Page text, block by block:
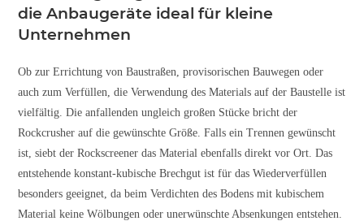
die Anbaugeräte ideal für kleine
Unternehmen
Ob zur Errichtung von Baustraßen, provisorischen Bauwegen oder
auch zum Verfüllen, die Verwendung des Materials auf der Baustelle ist
vielfältig. Die anfallenden ungleich großen Stücke bricht der
Rockcrusher auf die gewünschte Größe. Falls ein Trennen gewünscht
ist, siebt der Rockscreener das Material ebenfalls direkt vor Ort. Das
entstehende konstant-kubische Brechgut ist für das Wiederverfüllen
besonders geeignet, da beim Verdichten des Bodens mit kubischem
Material keine Wölbungen oder unerwünschte Absenkungen entstehen.